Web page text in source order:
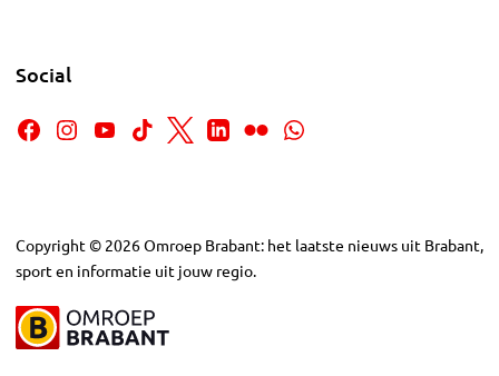
Social
Copyright © 2026Omroep Brabant: het laatste nieuws uit Brabant,
sport en informatie uit jouw regio.